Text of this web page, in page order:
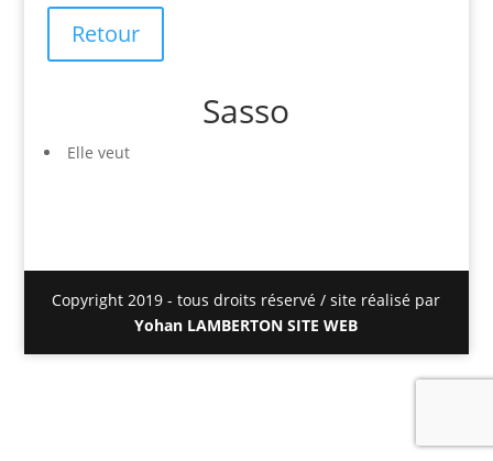
Retour
Sasso
Elle veut
Copyright 2019 - tous droits réservé / site réalisé par
Yohan LAMBERTON SITE WEB